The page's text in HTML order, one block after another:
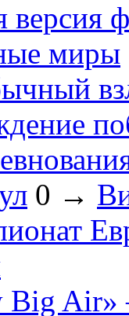
версия
миры
0 →
Big Air»